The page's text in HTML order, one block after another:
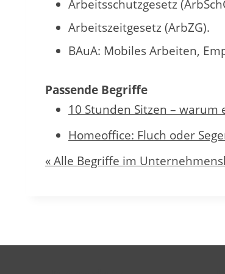
Arbeitsschutzgesetz
Arbeitszeitgesetz (ArbZG).
BAuA: Mobiles Arbeiten,
Passende Begriffe
10 Stunden Sitzen – warum
Homeoffice: Fluch oder
« Alle Begriffe im